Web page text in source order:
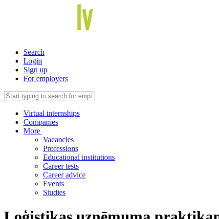
Search
Login
Sign up
For employers
Virtual internships
Companies
More
Vacancies
Professions
Educational institutions
Career tests
Career advice
Events
Studies